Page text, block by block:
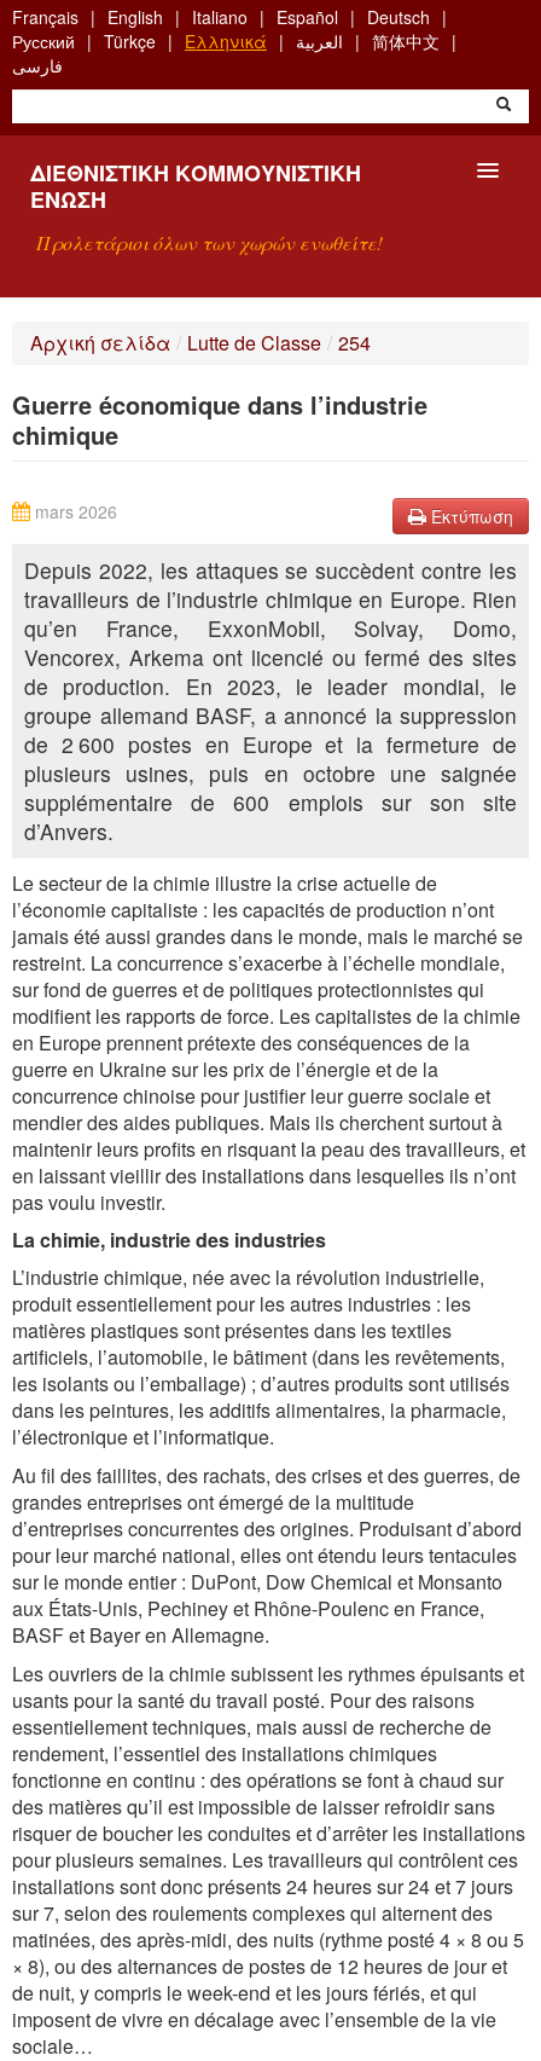
Skip
to
main
content
Français English Italiano Español
Deutsch
Русский
Türkçe Ελληνικά العربية
简体中文
فارسی
ΔΙΕΘΝΙΣΤΙΚΉ ΚΟΜΜΟΥΝΙΣΤΙΚΉ
ΈΝΩΣΗ
Προλετάριοι όλων των χωρών ενωθείτε!
ΑΝΑΖΉΤΗΣΗ
Αρχική σελίδα / Lutte de Classe / 254
Guerre économique dans l’industrie
chimique
Εκτύπωση
mars 2026
Depuis 2022, les attaques se succèdent contre les
travailleurs de l’industrie chimique en Europe. Rien
qu’en France, ExxonMobil, Solvay, Domo,
Vencorex, Arkema ont licencié ou fermé des sites
de production. En 2023, le leader mondial, le
groupe allemand BASF, a annoncé la suppression
de 2 600 postes en Europe et la fermeture de
plusieurs usines, puis en octobre une saignée
supplémentaire de 600 emplois sur son site
d’Anvers.
Le secteur de la chimie illustre la crise actuelle de
l’économie capitaliste : les capacités de production n’ont
jamais été aussi grandes dans le monde, mais le marché se
restreint. La concurrence s’exacerbe à l’échelle mondiale,
sur fond de guerres et de politiques protectionnistes qui
modifient les rapports de force. Les capitalistes de la chimie
en Europe prennent prétexte des conséquences de la
guerre en Ukraine sur les prix de l’énergie et de la
concurrence chinoise pour justifier leur guerre sociale et
mendier des aides publiques. Mais ils cherchent surtout à
maintenir leurs profits en risquant la peau des travailleurs, et
en laissant vieillir des installations dans lesquelles ils n’ont
pas voulu investir.
La chimie, industrie des industries
L’industrie chimique, née avec la révolution industrielle,
produit essentiellement pour les autres industries : les
matières plastiques sont présentes dans les textiles
artificiels, l’automobile, le bâtiment (dans les revêtements,
les isolants ou l’emballage) ; d’autres produits sont utilisés
dans les peintures, les additifs alimentaires, la pharmacie,
l’électronique et l’informatique.
Au fil des faillites, des rachats, des crises et des guerres, de
grandes entreprises ont émergé de la multitude
d’entreprises concurrentes des origines. Produisant d’abord
pour leur marché national, elles ont étendu leurs tentacules
sur le monde entier : DuPont, Dow Chemical et Monsanto
aux États-Unis, Pechiney et Rhône-Poulenc en France,
BASF et Bayer en Allemagne.
Les ouvriers de la chimie subissent les rythmes épuisants et
usants pour la santé du travail posté. Pour des raisons
essentiellement techniques, mais aussi de recherche de
rendement, l’essentiel des installations chimiques
fonctionne en continu : des opérations se font à chaud sur
des matières qu’il est impossible de laisser refroidir sans
risquer de boucher les conduites et d’arrêter les installations
pour plusieurs semaines. Les travailleurs qui contrôlent ces
installations sont donc présents 24 heures sur 24 et 7 jours
sur 7, selon des roulements complexes qui alternent des
matinées, des après-midi, des nuits (rythme posté 4 × 8 ou 5
× 8), ou des alternances de postes de 12 heures de jour et
de nuit, y compris le week-end et les jours fériés, et qui
imposent de vivre en décalage avec l’ensemble de la vie
sociale…